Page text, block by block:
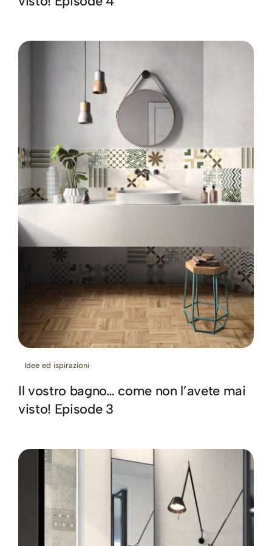
Idee ed ispirazioni
Il vostro bagno… come non l’avete mai
visto! Episode 3